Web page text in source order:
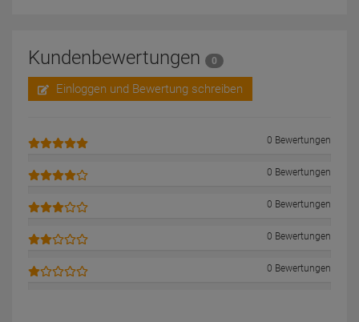
Kundenbewertungen 0
Einloggen und Bewertung schreiben
0 Bewertungen
0 Bewertungen
0 Bewertungen
0 Bewertungen
0 Bewertungen